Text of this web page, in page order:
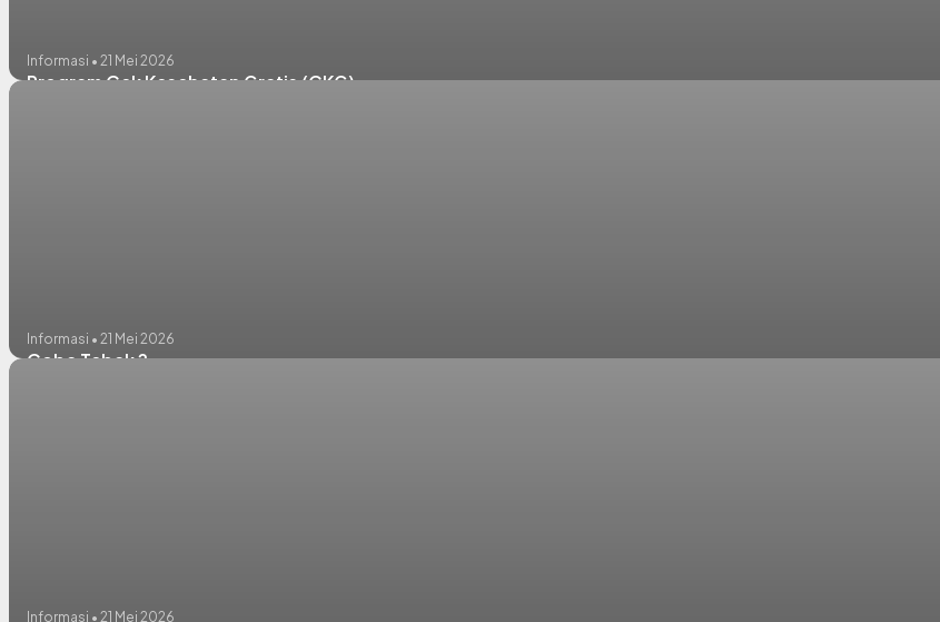
Informasi • 21 Mei 2026
Program Cek Kesehatan Gratis (CKG)
Informasi • 21 Mei 2026
Coba Tebak ?
Informasi • 21 Mei 2026